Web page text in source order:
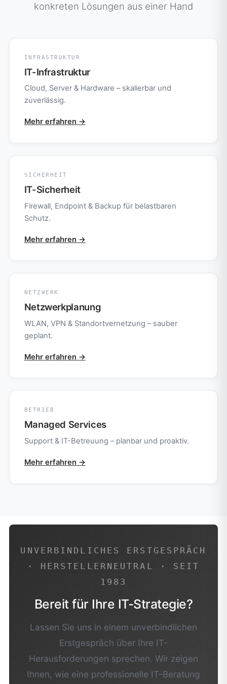
konkreten Lösungen aus einer Hand
INFRASTRUKTUR
IT-Infrastruktur
Cloud, Server & Hardware – skalierbar und
zuverlässig.
Mehr erfahren →
SICHERHEIT
IT-Sicherheit
Firewall, Endpoint & Backup für belastbaren
Schutz.
Mehr erfahren →
NETZWERK
Netzwerkplanung
WLAN, VPN & Standortvernetzung – sauber
geplant.
Mehr erfahren →
BETRIEB
Managed Services
Support & IT-Betreuung – planbar und proaktiv.
Mehr erfahren →
UNVERBINDLICHES ERSTGESPRÄCH
· HERSTELLERNEUTRAL · SEIT
1983
Bereit für Ihre IT-Strategie?
Lassen Sie uns in einem unverbindlichen
Erstgespräch über Ihre IT-
Herausforderungen sprechen. Wir zeigen
Ihnen, wie eine professionelle IT-Beratung